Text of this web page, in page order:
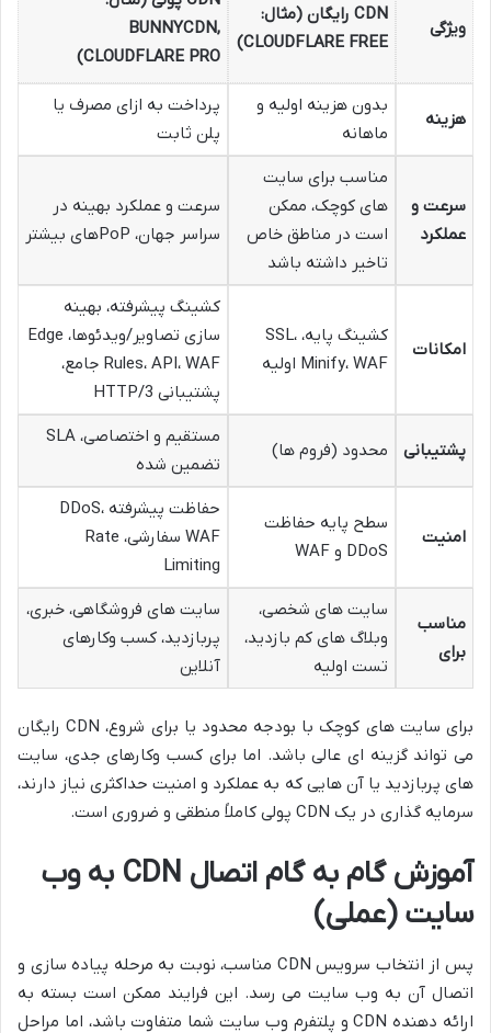
ویژگی
CDN رایگان (مثال:
CLOUDFLARE FREE)
BUNNYCDN,
CLOUDFLARE PRO)
هزینه
بدون هزینه اولیه و
ماهانه
پرداخت به ازای مصرف یا
پلن ثابت
سرعت و
عملکرد
مناسب برای سایت
های کوچک، ممکن
است در مناطق خاص
تاخیر داشته باشد
سرعت و عملکرد بهینه در
سراسر جهان، PoPهای بیشتر
امکانات
کشینگ پایه، SSL،
Minify، WAF اولیه
کشینگ پیشرفته، بهینه
سازی تصاویر/ویدئوها، Edge
Rules، API، WAF جامع،
پشتیبانی HTTP/3
پشتیبانی محدود (فروم ها)
مستقیم و اختصاصی، SLA
تضمین شده
امنیت
سطح پایه حفاظت
DDoS و WAF
حفاظت پیشرفته DDoS،
WAF سفارشی، Rate
Limiting
مناسب
برای
سایت های شخصی،
وبلاگ های کم بازدید،
تست اولیه
سایت های فروشگاهی، خبری،
پربازدید، کسب وکارهای
آنلاین
برای سایت های کوچک با بودجه محدود یا برای شروع، CDN رایگان
می تواند گزینه ای عالی باشد. اما برای کسب وکارهای جدی، سایت
های پربازدید یا آن هایی که به عملکرد و امنیت حداکثری نیاز دارند،
سرمایه گذاری در یک CDN پولی کاملاً منطقی و ضروری است.
آموزش گام به گام اتصال CDN به وب
سایت (عملی)
پس از انتخاب سرویس CDN مناسب، نوبت به مرحله پیاده سازی و
اتصال آن به وب سایت می رسد. این فرایند ممکن است بسته به
ارائه دهنده CDN و پلتفرم وب سایت شما متفاوت باشد، اما مراحل